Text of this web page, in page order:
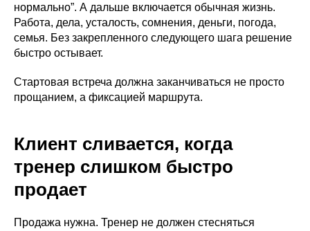
нормально”. А дальше включается обычная жизнь.
Работа, дела, усталость, сомнения, деньги, погода,
семья. Без закрепленного следующего шага решение
быстро остывает.
Стартовая встреча должна заканчиваться не просто
прощанием, а фиксацией маршрута.
Клиент сливается, когда
тренер слишком быстро
продает
Продажа нужна. Тренер не должен стесняться